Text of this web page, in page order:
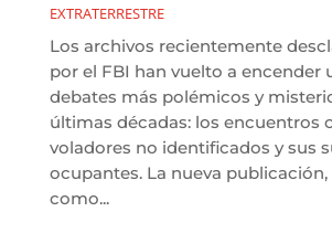
EXTRATERRESTRE
Los archivos recientemente
por el FBI han vuelto a encender
debates más polémicos y
últimas décadas: los encuentros
voladores no identificados y sus
ocupantes. La nueva publicación,
como...